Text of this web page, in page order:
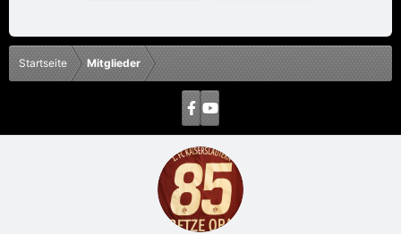
Startseite Mitglieder